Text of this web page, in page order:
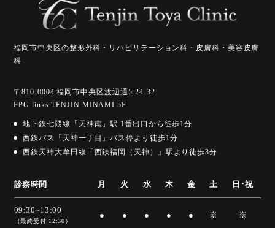
福岡市中央区の整形外科・リハビリテーション科・皮膚科・美容皮膚
科
〒810-0004 福岡市中央区渡辺通5-24-32
FPG links TENJIN MINAMI 5F
地下鉄七隈線「天神南」駅 1番出口から徒歩1分
西鉄バス「天神一丁目」バス停より徒歩1分
西鉄天神大牟田線「西鉄福岡（天神）」駅より徒歩3分
診察時間 月 火 水 木 金 土 日･祝
09:30~13:00
（最終受付 12:30）
● ● ● ● ● ※ ※